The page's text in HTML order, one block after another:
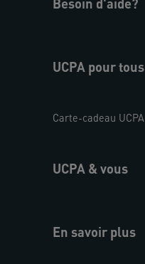
UCPA pour tous
Carte-cadeau UCPA
UCPA & vous
En savoir plus